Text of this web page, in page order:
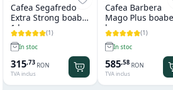
Cafea Segafredo
Extra Strong boabe
1 kg
(1)
In stoc
315,73 RON
TVA inclus
Cafea Barbera
Mago Plus
kg
(1)
In stoc
585,58 RON
TVA inclus